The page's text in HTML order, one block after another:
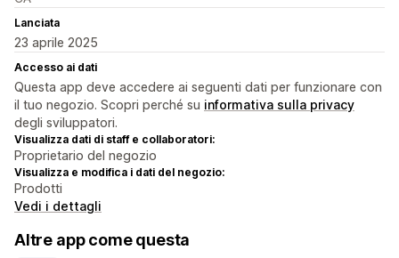
Lanciata
23 aprile 2025
Accesso ai dati
Questa app deve accedere ai seguenti dati per funzionare con
il tuo negozio. Scopri perché su informativa sulla privacy
degli sviluppatori.
Visualizza dati di staff e collaboratori:
Proprietario del negozio
Visualizza e modifica i dati del negozio:
Prodotti
Vedi i dettagli
Altre app come questa